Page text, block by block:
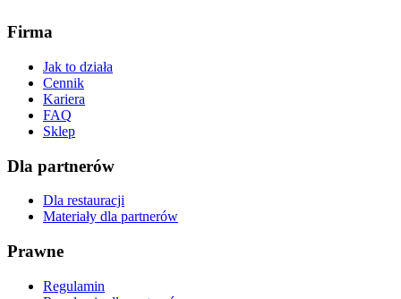
Firma
Jak to działa
Cennik
Kariera
FAQ
Sklep
Dla partnerów
Dla restauracji
Materiały dla partnerów
Prawne
Regulamin